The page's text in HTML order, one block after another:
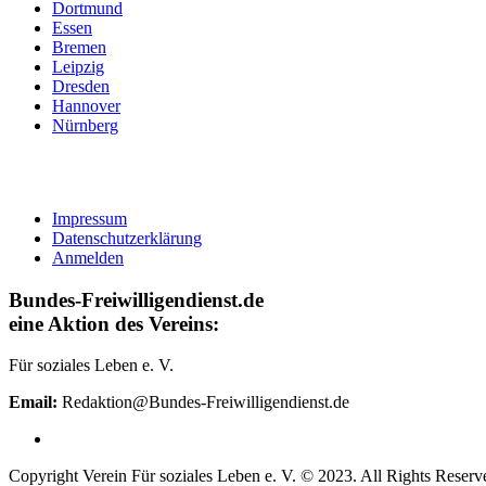
Dortmund
Essen
Bremen
Leipzig
Dresden
Hannover
Nürnberg
Impressum
Datenschutzerklärung
Anmelden
Bundes-Freiwilligendienst.de
eine Aktion des Vereins:
Für soziales Leben e. V.
Email: Redaktion@Bundes-Freiwilligendienst.de
Copyright Verein Für soziales Leben e. V. © 2023. All Rights